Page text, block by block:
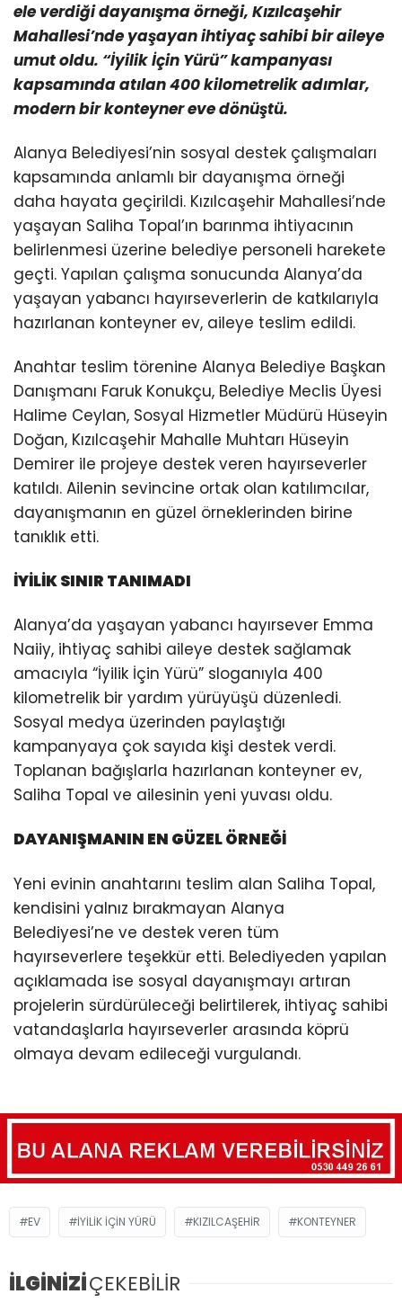
ele verdiği dayanışma örneği, Kızılcaşehir
Mahallesi’nde yaşayan ihtiyaç sahibi bir aileye
umut oldu. “İyilik İçin Yürü” kampanyası
kapsamında atılan 400 kilometrelik adımlar,
modern bir konteyner eve dönüştü.
Alanya Belediyesi’nin sosyal destek çalışmaları
kapsamında anlamlı bir dayanışma örneği
daha hayata geçirildi. Kızılcaşehir Mahallesi’nde
yaşayan Saliha Topal’ın barınma ihtiyacının
belirlenmesi üzerine belediye personeli harekete
geçti. Yapılan çalışma sonucunda Alanya’da
yaşayan yabancı hayırseverlerin de katkılarıyla
hazırlanan konteyner ev, aileye teslim edildi.
Anahtar teslim törenine Alanya Belediye Başkan
Danışmanı Faruk Konukçu, Belediye Meclis Üyesi
Halime Ceylan, Sosyal Hizmetler Müdürü Hüseyin
Doğan, Kızılcaşehir Mahalle Muhtarı Hüseyin
Demirer ile projeye destek veren hayırseverler
katıldı. Ailenin sevincine ortak olan katılımcılar,
dayanışmanın en güzel örneklerinden birine
tanıklık etti.
İYİLİK SINIR TANIMADI
Alanya’da yaşayan yabancı hayırsever Emma
Naiiy, ihtiyaç sahibi aileye destek sağlamak
amacıyla “İyilik İçin Yürü” sloganıyla 400
kilometrelik bir yardım yürüyüşü düzenledi.
Sosyal medya üzerinden paylaştığı
kampanyaya çok sayıda kişi destek verdi.
Toplanan bağışlarla hazırlanan konteyner ev,
Saliha Topal ve ailesinin yeni yuvası oldu.
DAYANIŞMANIN EN GÜZEL ÖRNEĞİ
Yeni evinin anahtarını teslim alan Saliha Topal,
kendisini yalnız bırakmayan Alanya
Belediyesi’ne ve destek veren tüm
hayırseverlere teşekkür etti. Belediyeden yapılan
açıklamada ise sosyal dayanışmayı artıran
projelerin sürdürüleceği belirtilerek, ihtiyaç sahibi
vatandaşlarla hayırseverler arasında köprü
olmaya devam edileceği vurgulandı.
EV İYILIK İÇIN YÜRÜ KIZILCAŞEHIR KONTEYNER
İLGİNİZİÇEKEBİLİR